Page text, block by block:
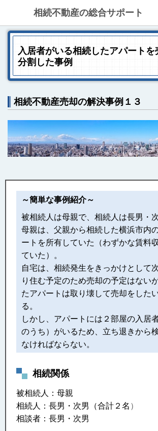
相続不動産の総合サポート
入居者がいる相続したアパート
分割した事例
相続不動産売却の解決事例１３
～簡単な事例紹介～
被相続人は母親で、相続人は長男・
母親は、父親から相続した横浜市内
ートを所有していた（わずかな賃料
ていた）。
自宅は、相続発生をきっかけとして
り住む予定のため売却の予定はない
たアパートは取り壊して売却をした
る。
しかし、アパートには２部屋の入居
のうち）がいるため、立ち退きから
なければならない。
相続関係
被相続人：母親
相続人：長男・次男（合計２名 ）
相談者：長男・次男